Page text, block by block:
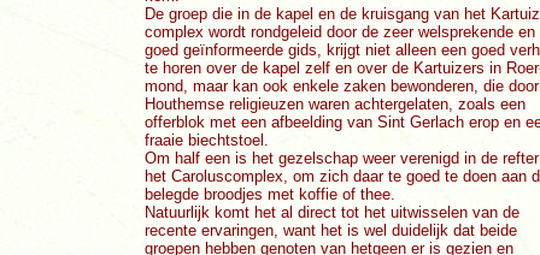
De groep die in de kapel en de kruisgang van het
complex wordt rondgeleid door de zeer welsprekende en
goed geïnformeerde gids, krijgt niet alleen een goed
te horen over de kapel zelf en over de Kartuizers in
mond, maar kan ook enkele zaken bewonderen, die
Houthemse religieuzen waren achtergelaten, zoals een
offerblok met een afbeelding van Sint Gerlach erop en
fraaie biechtstoel.
Om half een is het gezelschap weer verenigd in de
het Caroluscomplex, om zich daar te goed te doen aan
belegde broodjes met koffie of thee.
Natuurlijk komt het al direct tot het uitwisselen van de
recente ervaringen, want het is wel duidelijk dat beide
groepen hebben genoten van hetgeen er is gezien en